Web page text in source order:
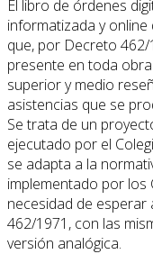
El libro de órdenes
informatizada y
que, por Decreto
presente en toda
superior y medio
asistencias que se
Se trata de un
ejecutado por el
se adapta a la
implementado por los
necesidad de
462/1971, con las
versión analógica.